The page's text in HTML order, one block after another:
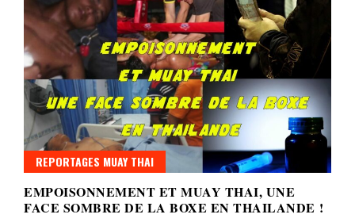
REPORTAGES MUAY THAI
EMPOISONNEMENT ET MUAY THAI, UNE
FACE SOMBRE DE LA BOXE EN THAILANDE !